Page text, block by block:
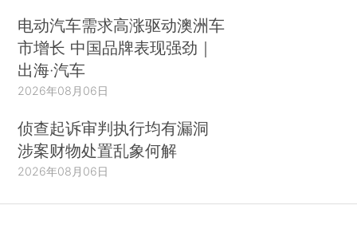
电动汽车需求高涨驱动澳洲车
市增长 中国品牌表现强劲｜
出海·汽车
2026年08月06日
侦查起诉审判执行均有漏洞
涉案财物处置乱象何解
2026年08月06日